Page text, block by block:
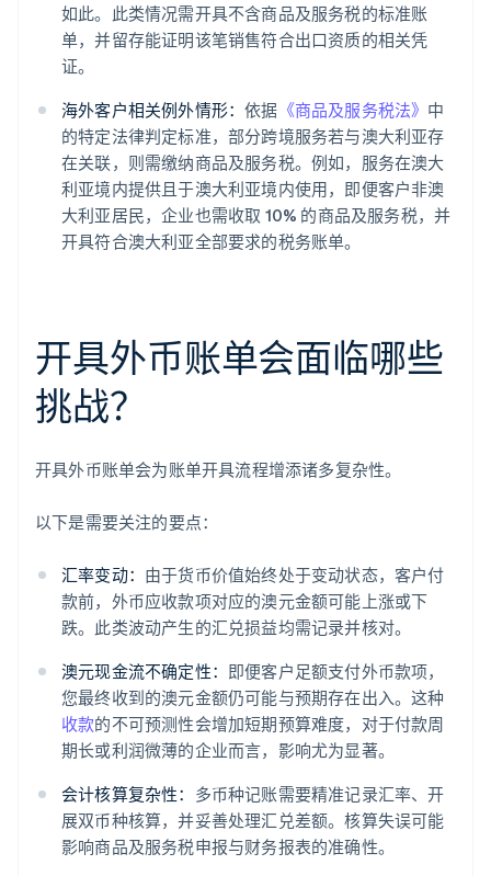
如此。此类情况需开具不含商品及服务税的标准账
单，并留存能证明该笔销售符合出口资质的相关凭
证。
海外客户相关例外情形：依据 《商品及服务税法》 中
的特定法律判定标准，部分跨境服务若与澳大利亚存
在关联，则需缴纳商品及服务税。例如，服务在澳大
利亚境内提供且于澳大利亚境内使用，即便客户非澳
大利亚居民，企业也需收取 10% 的商品及服务税，并
开具符合澳大利亚全部要求的税务账单。
开具外币账单会面临哪些
挑战？
开具外币账单会为账单开具流程增添诸多复杂性。
以下是需要关注的要点：
汇率变动： 由于货币价值始终处于变动状态，客户付
款前，外币应收款项对应的澳元金额可能上涨或下
跌。此类波动产生的汇兑损益均需记录并核对。
澳元现金流不确定性： 即便客户足额支付外币款项，
您最终收到的澳元金额仍可能与预期存在出入。这种
收款的不可预测性会增加短期预算难度，对于付款周
期长或利润微薄的企业而言，影响尤为显著。
会计核算复杂性： 多币种记账需要精准记录汇率、开
展双币种核算，并妥善处理汇兑差额。核算失误可能
影响商品及服务税申报与财务报表的准确性。